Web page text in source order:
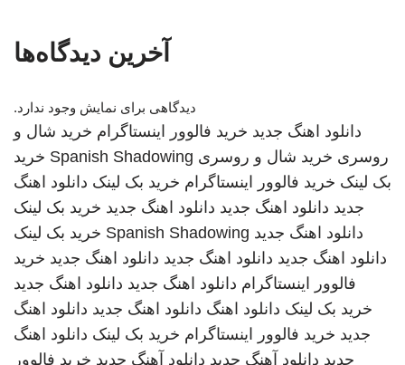
آخرین دیدگاه‌ها
دیدگاهی برای نمایش وجود ندارد.
دانلود اهنگ جدید خرید فالوور اینستاگرام خرید شال و
روسری خرید شال و روسری Spanish Shadowing خرید
بک لینک خرید فالوور اینستاگرام خرید بک لینک دانلود اهنگ
جدید دانلود اهنگ جدید دانلود اهنگ جدید خرید بک لینک
دانلود اهنگ جدید Spanish Shadowing خرید بک لینک
دانلود اهنگ جدید دانلود اهنگ جدید دانلود اهنگ جدید خرید
فالوور اینستاگرام دانلود اهنگ جدید دانلود اهنگ جدید
خرید بک لینک دانلود اهنگ دانلود اهنگ جدید دانلود اهنگ
جدید خرید فالوور اینستاگرام خرید بک لینک دانلود اهنگ
جدید دانلود آهنگ جدید دانلود آهنگ جدید خرید فالوور